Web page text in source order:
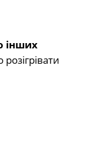
інших